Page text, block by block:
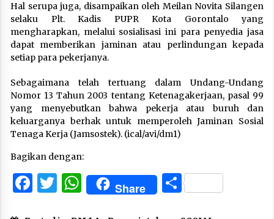
Hal serupa juga, disampaikan oleh Meilan Novita Silangen
selaku Plt. Kadis PUPR Kota Gorontalo yang
mengharapkan, melalui sosialisasi ini para penyedia jasa
dapat memberikan jaminan atau perlindungan kepada
setiap para pekerjanya.
Sebagaimana telah tertuang dalam Undang-Undang
Nomor 13 Tahun 2003 tentang Ketenagakerjaan, pasal 99
yang menyebutkan bahwa pekerja atau buruh dan
keluarganya berhak untuk memperoleh Jaminan Sosial
Tenaga Kerja (Jamsostek). (ical/avi/dm1)
Bagikan dengan:
Facebook
Twitter
WhatsApp
Share Share